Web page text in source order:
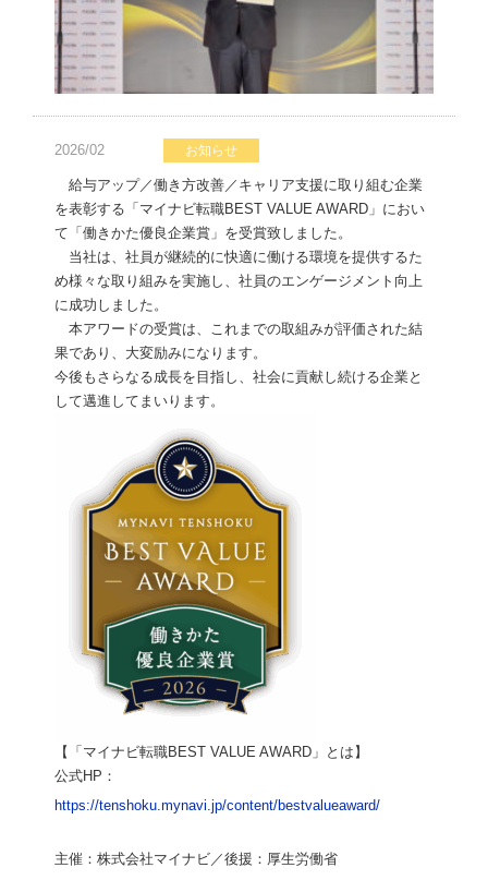
2026/02 お知らせ
給与アップ／働き方改善／キャリア支援に取り組む企業
を表彰する「マイナビ転職BEST VALUE AWARD」におい
て「働きかた優良企業賞」を受賞致しました。
当社は、社員が継続的に快適に働ける環境を提供するた
め様々な取り組みを実施し、社員のエンゲージメント向上
に成功しました。
本アワードの受賞は、これまでの取組みが評価された結
果であり、大変励みになります。
今後もさらなる成長を目指し、社会に貢献し続ける企業と
して邁進してまいります。
【「マイナビ転職BEST VALUE AWARD」とは】
公式HP：
https://tenshoku.mynavi.jp/content/bestvalueaward/
主催：株式会社マイナビ／後援：厚生労働省